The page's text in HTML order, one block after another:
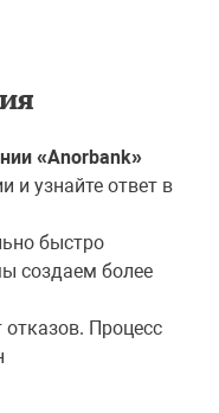
«Anorbank»
и узнайте ответ в
быстро
создаем более
Процесс